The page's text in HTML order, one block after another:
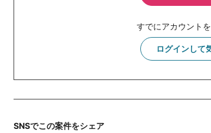
すでにアカウント
ログインして
SNSでこの案件をシェア